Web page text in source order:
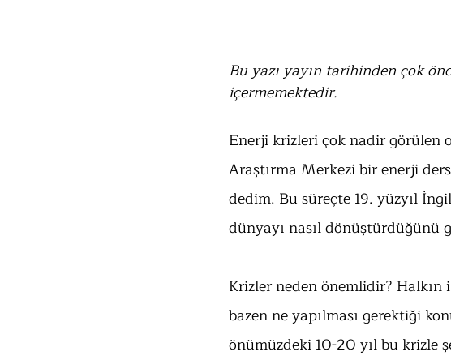
Bu yazı yayın tarihinden çok
içermemektedir.
Enerji krizleri çok nadir görülen
Araştırma Merkezi bir enerji
dedim. Bu süreçte 19. yüzyıl
dünyayı nasıl dönüştürdüğünü
Krizler neden önemlidir?
bazen ne yapılması gerektiği
önümüzdeki 10-20 yıl bu krizle